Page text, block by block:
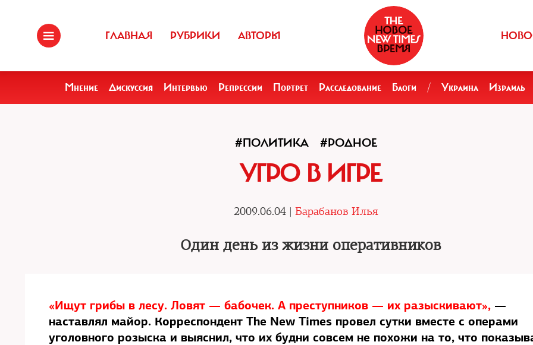
ГЛАВНАЯ РУБРИКИ АВТОРЫ
Мнение Дискуссия Интервью Репрессии Портрет Расследование Блоги / Украина Израиль
#ПОЛИТИКА #РОДНОЕ
УГРО В ИГРЕ
2009.06.04 | Барабанов Илья
Один день из жизни оперативников
«Ищут грибы в лесу. Ловят — бабочек. А преступников — их разыскивают», —
наставлял майор. Корреспондент The New Times провел сутки вместе с операми
уголовного розыска и выяснил, что их будни совсем не похожи на то, что